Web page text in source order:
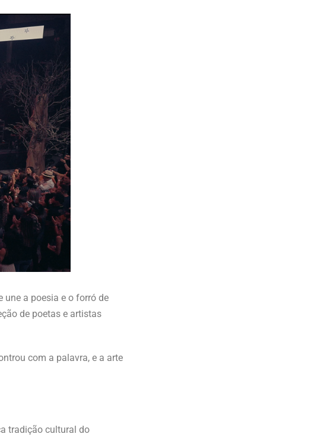
une a poesia e o forró de
de poetas e artistas
com a palavra, e a arte
tradição cultural do